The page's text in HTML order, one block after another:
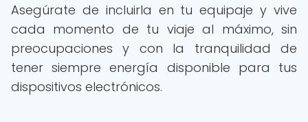
Asegúrate de incluirla en tu equipaje y vive
cada momento de tu viaje al máximo, sin
preocupaciones y con la tranquilidad de
tener siempre energía disponible para tus
dispositivos electrónicos.